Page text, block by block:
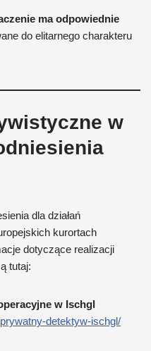
ma odpowiednie
do elitarnego charakteru
w
dla działań
kurortach
dotyczące realizacji
tutaj:
w Ischgl
detektyw-ischgl/